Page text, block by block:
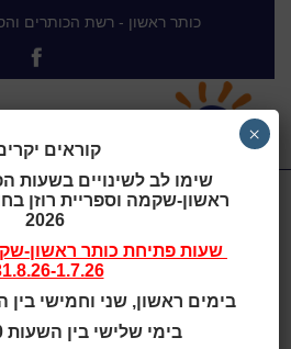
כותר ראשון - רשת הכותרים
למה
מופע
קוראים
שימו לב לשינויים בשעות
ראשון-שקמה וספריית רוזן
2026
שעות פתיחת כותר ראשון-
1.7.26:
בימים ראשון, שני וחמישי בין השעות
בימי שלישי בין השעות 21:45-15:00
×